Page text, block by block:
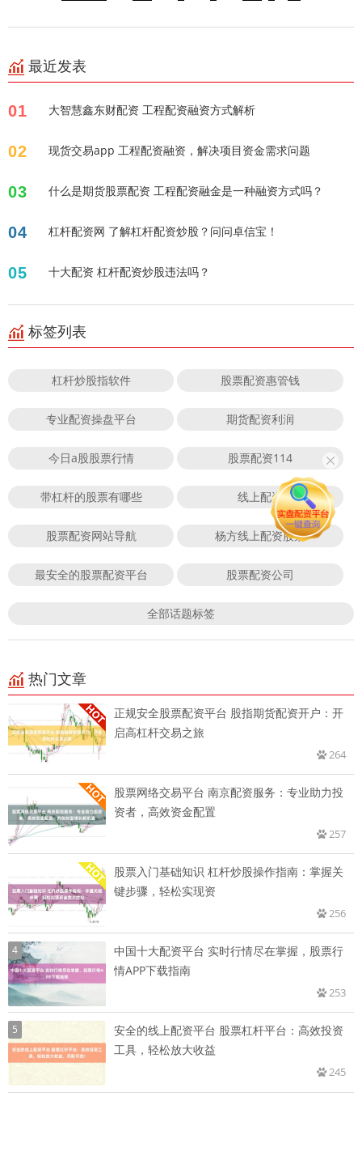
最近发表
01 大智慧鑫东财配资 工程配资融资方式解析
02 现货交易app 工程配资融资，解决项目资金需求问题
03 什么是期货股票配资 工程配资融金是一种融资方式吗？
04 杠杆配资网 了解杠杆配资炒股？问问卓信宝！
05 十大配资 杠杆配资炒股违法吗？
标签列表
杠杆炒股指软件 股票配资惠管钱
专业配资操盘平台 期货配资利润
今日a股股票行情 股票配资114
带杠杆的股票有哪些 线上配资
股票配资网站导航 杨方线上配资股票
最安全的股票配资平台 股票配资公司
全部话题标签
热门文章
正规安全股票配资平台 股指期货配资开户：开
启高杠杆交易之旅
264
股票网络交易平台 南京配资服务：专业助力投
资者，高效资金配置
257
股票入门基础知识 杠杆炒股操作指南：掌握关
键步骤，轻松实现资
256
4
中国十大配资平台 实时行情尽在掌握，股票行
情APP下载指南
253
5
安全的线上配资平台 股票杠杆平台：高效投资
工具，轻松放大收益
245